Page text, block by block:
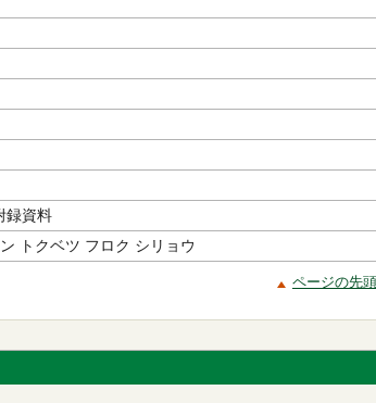
録資料
トクベツ フロク シリョウ
ページの先